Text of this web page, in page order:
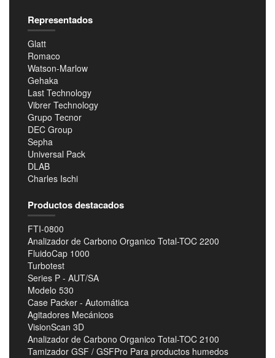
Representados
Glatt
Romaco
Watson-Marlow
Gehaka
Last Technology
Vibrer Technology
Grupo Tecnor
DEC Group
Sepha
Universal Pack
DLAB
Charles Ischi
Productos destacados
FTI-0800
Analizador de Carbono Organico Total-TOC 2200
FluidoCap 1000
Turbotest
Series P - AUT/SA
Modelo 530
Case Packer - Automática
Agitadores Mecánicos
VisionScan 3D
Analizador de Carbono Organico Total-TOC 2100
Tamizador GSF / GSFPro Para productos humedos